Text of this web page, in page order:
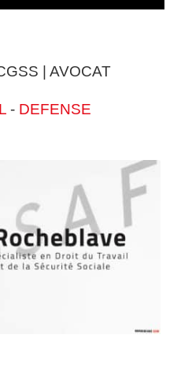
| AVOCAT
- DEFENSE